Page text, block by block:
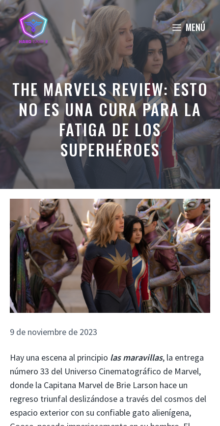
Saltar
al
contenido
MENÚ
THE MARVELS REVIEW: ESTO
NO ES UNA CURA PARA LA
FATIGA DE LOS
SUPERHÉROES
9 de noviembre de 2023
Hay una escena al principio las maravillas, la entrega
número 33 del Universo Cinematográfico de Marvel,
donde la Capitana Marvel de Brie Larson hace un
regreso triunfal deslizándose a través del cosmos del
espacio exterior con su confiable gato alienígena,